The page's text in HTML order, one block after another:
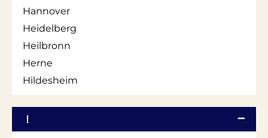
Hannover
Heidelberg
Heilbronn
Herne
Hildesheim
I